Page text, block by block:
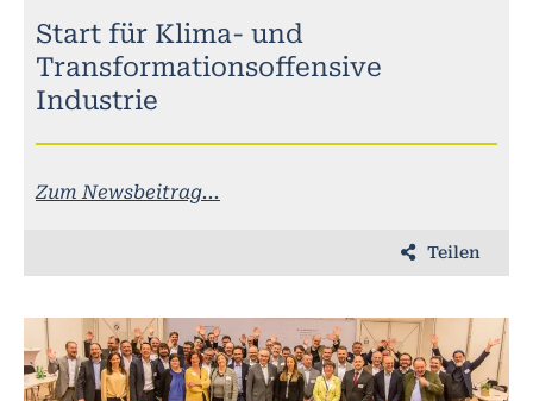
Start für Klima- und
Transformationsoffensive
Industrie
Zum Newsbeitrag...
Teilen